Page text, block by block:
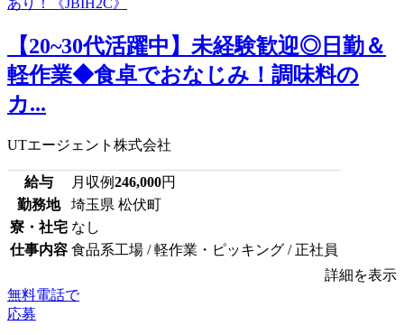
【20~30代活躍中】未経験歓迎◎日勤＆
軽作業◆食卓でおなじみ！調味料の
カ...
UTエージェント株式会社
給与 月収例246,000円
勤務地
埼玉県 松伏町
寮・社宅 なし
仕事内容 食品系工場 / 軽作業・ピッキング / 正社員
詳細を表示
無料電話で
応募